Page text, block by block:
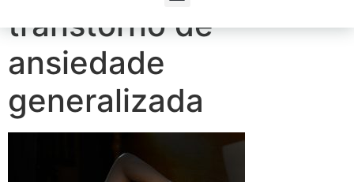
transtorno de
ansiedade
generalizada